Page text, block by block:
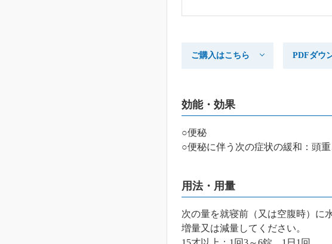
ご購入はこちら PDFダウ
効能・効果
○便秘
○便秘に伴う次の症状の緩和：頭
用法・用量
次の量を就寝前（又は空腹時）に
増量又は減量してください。